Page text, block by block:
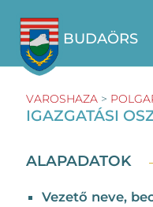
BUDAÖRS
VAROSHAZA >
IGAZGATÁSI
ALAPADATOK
Vezető neve,